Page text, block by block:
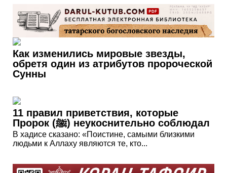
Как изменились мировые звезды,
обретя один из атрибутов пророческой
Сунны
11 правил приветствия, которые
Пророк (ﷺ) неукоснительно соблюдал
В хадисе сказано: «Поистине, самыми близкими
людьми к Аллаху являются те, кто...